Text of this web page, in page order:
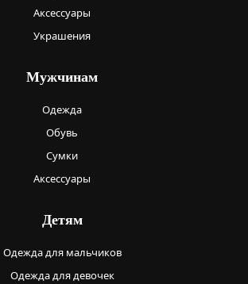
Аксессуары
Украшения
Мужчинам
Одежда
Обувь
Сумки
Аксессуары
Детям
Одежда для мальчиков
Одежда для девочек